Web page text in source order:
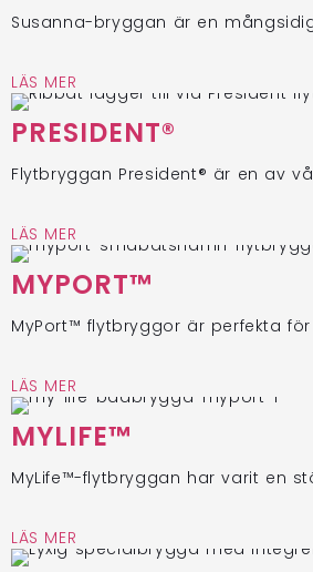
Susanna-bryggan är en
LÄS MER
PRESIDENT®
Flytbryggan President® är en av
LÄS MER
MYPORT™
MyPort™ flytbryggor är perfekta
LÄS MER
MYLIFE™
MyLife™-flytbryggan har varit en
LÄS MER